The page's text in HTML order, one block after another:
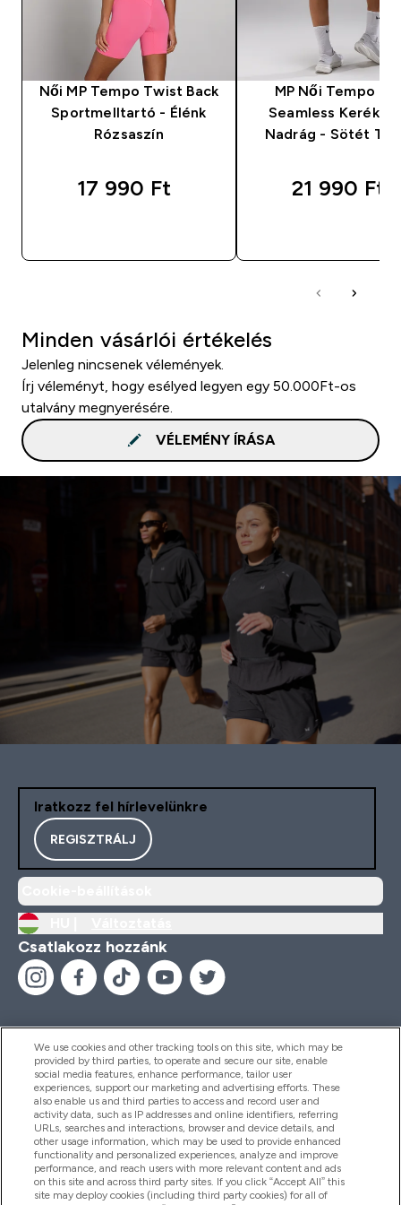
Női MP Tempo Twist Back
Sportmelltartó - Élénk
Rózsaszín
17 990 Ft‎
MP Női Tempo
Seamless
Nadrág - Sötét
21 990 Ft‎
Minden vásárlói értékelés
Jelenleg nincsenek vélemények.
Írj véleményt, hogy esélyed legyen egy 50.000Ft-os
utalvány megnyerésére.
VÉLEMÉNY ÍRÁSA
Iratkozz fel hírlevelünkre
REGISZTRÁLJ
Csatlakozz hozzánk
Segítség És Információ
Termékek
Céginformáció
We use cookies and other tracking tools on this site, which may be
provided by third parties, to operate and secure our site, enable
social media features, enhance performance, tailor user
experiences, support our marketing and advertising efforts. These
also enable us and third parties to access and record user and
activity data, such as IP addresses and online identifiers, referring
URLs, searches and interactions, browser and device details, and
other usage information, which may be used to provide enhanced
functionality and personalized experiences, analyze and improve
performance, and reach users with more relevant content and ads
on this site and across third party sites. If you click “Accept All” this
site may deploy cookies (including third party cookies) for all of